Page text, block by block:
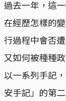
過去一年，這
在經歷怎樣的
行過程中會否
又如何被種種
以一系列手記
安手記」的第